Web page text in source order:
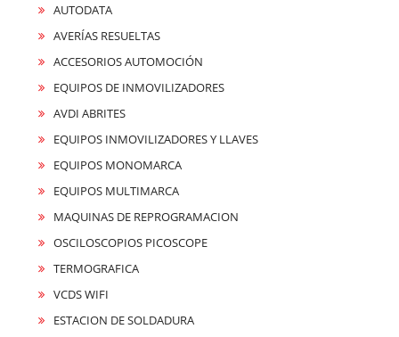
AUTODATA
AVERÍAS RESUELTAS
ACCESORIOS AUTOMOCIÓN
EQUIPOS DE INMOVILIZADORES
AVDI ABRITES
EQUIPOS INMOVILIZADORES Y LLAVES
EQUIPOS MONOMARCA
EQUIPOS MULTIMARCA
MAQUINAS DE REPROGRAMACION
OSCILOSCOPIOS PICOSCOPE
TERMOGRAFICA
VCDS WIFI
ESTACION DE SOLDADURA